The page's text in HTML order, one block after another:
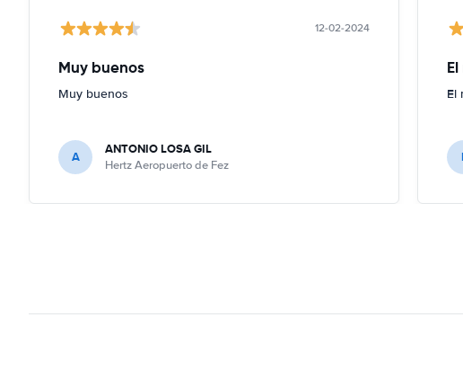
12-02-2024
Muy buenos
Muy buenos
A ANTONIO LOSA GIL
Hertz Aeropuerto de Fez
El